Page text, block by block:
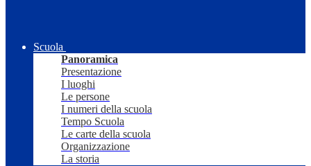
Scuola
Panoramica
Presentazione
I luoghi
Le persone
I numeri della scuola
Tempo Scuola
Le carte della scuola
Organizzazione
La storia